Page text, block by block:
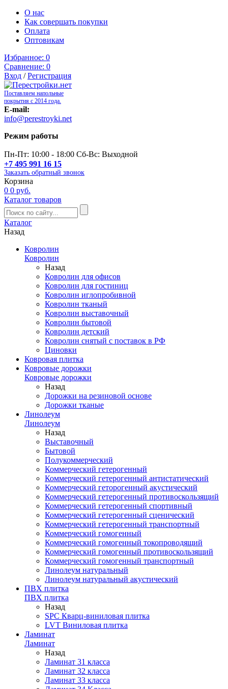
О нас
Как совершать покупки
Оплата
Оптовикам
Избранное: 0
Сравнение: 0
Вход /Регистрация
Поставляем напольные
покрытия с 2014 года.
E-mail:
info@perestroyki.net
Режим работы
Пн-Пт: 10:00 - 18:00 Сб-Вс: Выходной
+7 495 991 16 15
Заказать обратный звонок
Корзина
0 0 руб.
Каталог товаров
Каталог
Назад
Ковролин
Ковролин
Назад
Ковролин для офисов
Ковролин для гостиниц
Ковролин иглопробивной
Ковролин тканый
Ковролин выставочный
Ковролин бытовой
Ковролин детский
Ковролин снятый с поставок в РФ
Циновки
Ковровая плитка
Ковровые дорожки
Ковровые дорожки
Назад
Дорожки на резиновой основе
Дорожки тканые
Линолеум
Линолеум
Назад
Выставочный
Бытовой
Полукоммерческий
Коммерческий гетерогенный
Коммерческий гетерогенный антистатический
Коммерческий геторогенный акустический
Коммерческий гетерогенный противоскользящий
Коммерческий гетерогенный спортивный
Коммерческий гетерогенный сценический
Коммерческий гетерогенный транспортный
Коммерческий гомогенный
Коммерческий гомогенный токопроводящий
Коммерческий гомогенный противоскользящий
Коммерческий гомогенный транспортный
Линолеум натуральный
Линолеум натуральный акустический
ПВХ плитка
ПВХ плитка
Назад
SPC Кварц-виниловая плитка
LVT Виниловая плитка
Ламинат
Ламинат
Назад
Ламинат 31 класса
Ламинат 32 класса
Ламинат 33 класса